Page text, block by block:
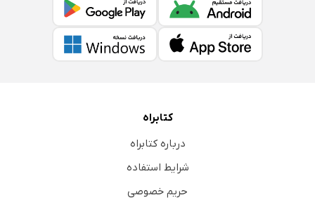
کتابراه
درباره کتابراه
شرایط استفاده
حریم خصوصی